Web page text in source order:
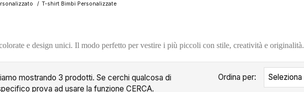
T-shirt Bimbi Personalizzate
e design unici. Il modo perfetto per vestire i più piccoli con stile, creatività e originalità.
mostrando 3 prodotti. Se cerchi qualcosa di
prova ad usare la funzione CERCA.
Ordina per: Seleziona